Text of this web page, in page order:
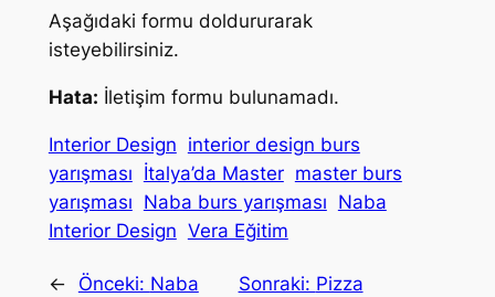
Aşağıdaki formu doldururarak
isteyebilirsiniz.
Hata: İletişim formu bulunamadı.
Interior Design interior design burs
yarışması İtalya’da Master master burs
yarışması Naba burs yarışması Naba
Interior Design Vera Eğitim
← Önceki: Naba
Sonraki: Pizza